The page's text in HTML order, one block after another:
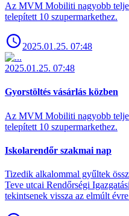
Az MVM Mobiliti nagyobb
telepített 10 szupermarkethez.
2025.01.25. 07:48
2025.01.25. 07:48
Gyorstöltés vásárlás közben
Az MVM Mobiliti nagyobb
telepített 10 szupermarkethez.
Iskolarendőr szakmai nap
Tizedik alkalommal gyűltek
Teve utcai Rendőrségi
tekintsenek vissza az elmúlt